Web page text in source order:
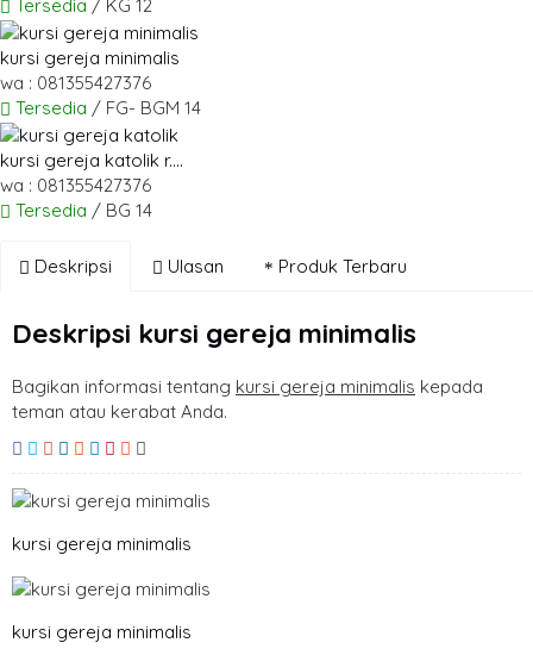
Tersedia / KG 12
kursi gereja minimalis
wa : 081355427376
Tersedia / FG- BGM 14
kursi gereja katolik r....
wa : 081355427376
Tersedia / BG 14
Deskripsi Ulasan Produk Terbaru
Deskripsi kursi gereja minimalis
Bagikan informasi tentang kursi gereja minimalis kepada
teman atau kerabat Anda.
kursi gereja minimalis
kursi gereja minimalis